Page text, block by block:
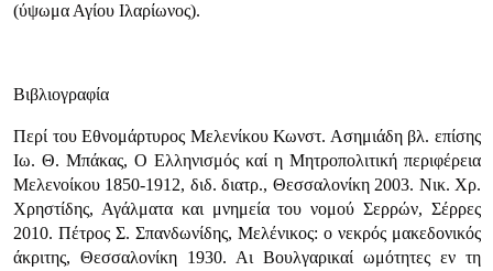
(ύψωμα Αγίου Ιλαρίωνος).
Βιβλιογραφία
Περί του Εθνομάρτυρος Μελενίκου Κωνστ. Ασημιάδη βλ. επίσης
Ιω. Θ. Μπάκας, Ο Ελλη­νισμός καί η Μητροπολιτική περιφέρεια
Μελενοίκου 1850-1912, διδ. διατρ., Θεσσαλονίκη 2003. Νικ. Χρ.
Χρηστίδης, Αγάλματα και μνημεία του νομού Σερρών, Σέρρες
2010. Πέτρος Σ. Σπανδωνίδης, Μελένικος: ο νεκρός μακεδονικός
άκριτης, Θεσσαλονίκη 1930. Αι Βουλγαρικαί ωμότητες εν τη